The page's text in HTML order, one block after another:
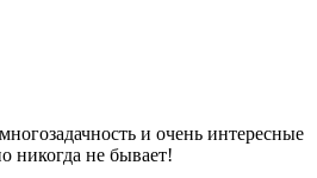
и очень интересные
никогда не бывает!